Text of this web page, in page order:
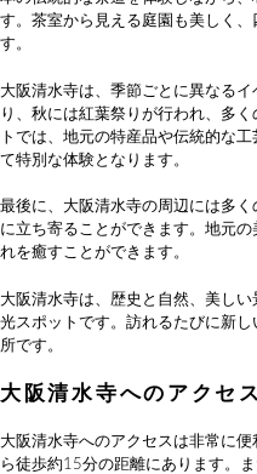
す。茶室から見える庭園も美しく
す。
大阪清水寺は、季節ごとに異なる
り、秋には紅葉祭りが行われ、多
トでは、地元の特産品や伝統的な
て特別な体験となります。
最後に、大阪清水寺の周辺には多
に立ち寄ることができます。地元
れを癒すことができます。
大阪清水寺は、歴史と自然、美し
光スポットです。訪れるたびに新
所です。
大阪清水寺へのアクセス
大阪清水寺へのアクセスは非常に
ら徒歩約15分の距離にあります。